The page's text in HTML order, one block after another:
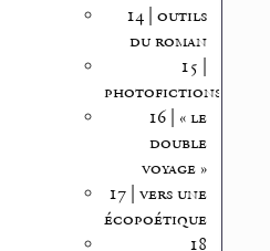
14 | outils
du roman
15 |
photofictions
16 | « le
double
voyage »
17 | vers une
écopoétique
18